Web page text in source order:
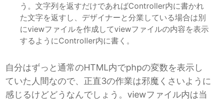
う。文字列を返すだけであればController内に書かれ
た文字を返すし、デザイナーと分業している場合は別
にviewファイルを作成してviewファイルの内容を表示
するようにController内に書く。
自分はずっと通常のHTML内でphpの変数を表示し
ていた人間なので、正直3の作業は邪魔くさいように
感じるけどどうなんでしょう。viewファイル内は当